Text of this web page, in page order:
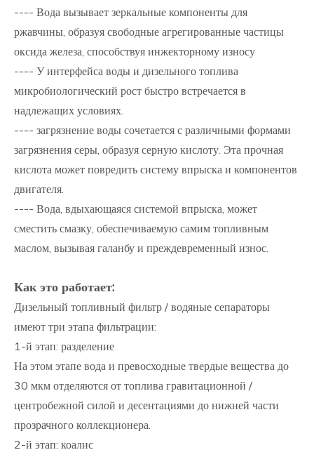
---- Вода вызывает зеркальные компоненты для
ржавчины, образуя свободные агрегированные частицы
оксида железа, способствуя инжекторному износу
---- У интерфейса воды и дизельного топлива
микробиологический рост быстро встречается в
надлежащих условиях.
---- загрязнение воды сочетается с различными формами
загрязнения серы, образуя серную кислоту. Эта прочная
кислота может повредить систему впрыска и компонентов
двигателя.
---- Вода, вдыхающаяся системой впрыска, может
сместить смазку, обеспечиваемую самим топливным
маслом, вызывая галанбу и преждевременный износ.
Как это работает:
Дизельный топливный фильтр / водяные сепараторы
имеют три этапа фильтрации:
1-й этап: разделение
На этом этапе вода и превосходные твердые вещества до
30 мкм отделяются от топлива гравитационной /
центробежной силой и десентациями до нижней части
прозрачного коллекционера.
2-й этап: коалис